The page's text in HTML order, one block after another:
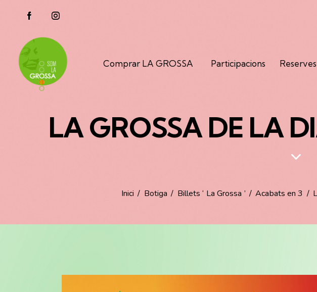
Comprar LA GROSSA Participacions
LA GROSSADE LA
Inici Botiga Billets ‘ La Grossa ’ Acabats en 3